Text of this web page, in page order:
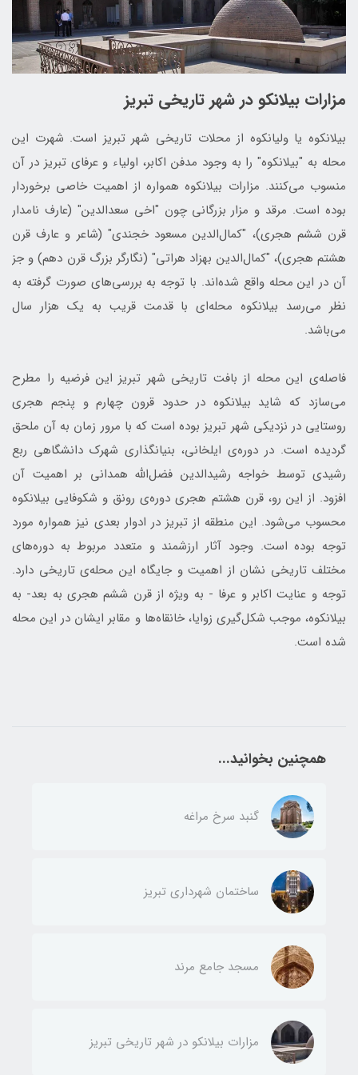
مزارات بیلانکو در شهر تاریخی تبریز
بیلانکوه یا ولیانکوه از محلات تاریخی شهر تبریز است. شهرت این
محله به "بیلانکوه" را به وجود مدفن اکابر، اولیاء و عرفای تبریز در آن
منسوب می‌کنند. مزارات بیلانکوه همواره از اهمیت خاصی برخوردار
بوده است. مرقد و مزار بزرگانی چون "اخی سعدالدین" (عارف نامدار
قرن ششم هجری)، "کمال‌الدین مسعود خجندی" (شاعر و عارف قرن
هشتم هجری)، "کمال‌الدین بهزاد هراتی" (نگارگر بزرگ قرن دهم) و جز
آن در این محله واقع شده‌اند. با توجه به بررسی‌های صورت گرفته به
نظر می‌رسد بیلانکوه محله‌ای با قدمت قریب به یک هزار سال
می‌باشد.
فاصله‌ی این محله از بافت تاریخی شهر تبریز این فرضیه را مطرح
می‌سازد که شاید بیلانکوه در حدود قرون چهارم و پنجم هجری
روستایی در نزدیکی شهر تبریز بوده است که با مرور زمان به آن ملحق
گردیده است. در دوره‌ی ایلخانی، بنیانگذاری شهرک دانشگاهی ربع
رشیدی توسط خواجه رشیدالدین فضل‌الله همدانی بر اهمیت آن
افزود. از این رو، قرن هشتم هجری دوره‌ی رونق و شکوفایی بیلانکوه
محسوب می‌شود. این منطقه از تبریز در ادوار بعدی نیز همواره مورد
توجه بوده است. وجود آثار ارزشمند و متعدد مربوط به دوره‌های
مختلف تاریخی نشان از اهمیت و جایگاه این محله‌ی تاریخی دارد.
توجه و عنایت اکابر و عرفا - به ویژه از قرن ششم هجری به بعد- به
بیلانکوه، موجب شکل‌گیری زوایا، خانقاه‌ها و مقابر ایشان در این محله
شده است.
همچنین بخوانید...
گنبد سرخ مراغه
ساختمان شهرداری تبریز
مسجد جامع مرند
مزارات بیلانکو در شهر تاریخی تبریز